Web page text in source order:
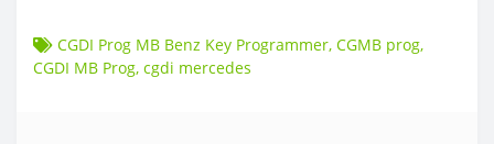
CGDI Prog MB Benz Key Programmer, CGMB prog,
CGDI MB Prog, cgdi mercedes